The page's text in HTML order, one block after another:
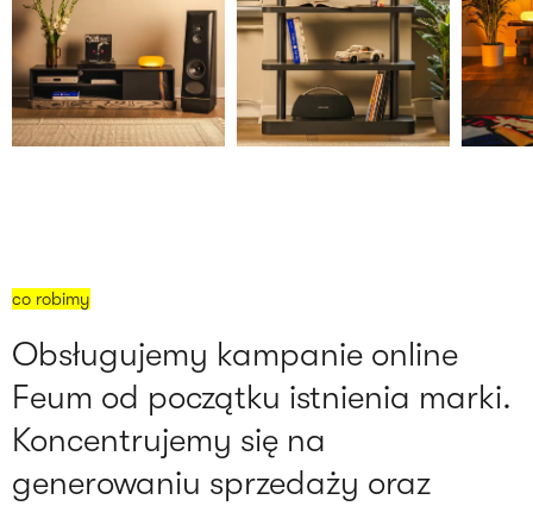
co robimy
Obsługujemy kampanie online
Feum od początku istnienia marki.
Koncentrujemy się na
generowaniu sprzedaży oraz